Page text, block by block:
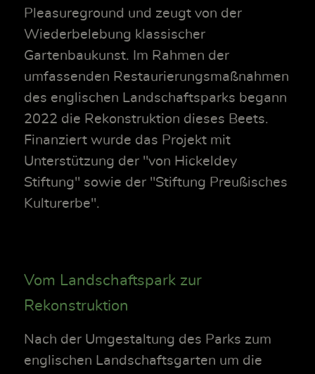
Pleasureground und zeugt von der
Wiederbelebung klassischer
Gartenbaukunst. Im Rahmen der
umfassenden Restaurierungsmaßnahmen
des englischen Landschaftsparks begann
2022 die Rekonstruktion dieses Beets.
Finanziert wurde das Projekt mit
Unterstützung der "von Hickeldey
Stiftung" sowie der "Stiftung Preußisches
Kulturerbe".
Vom Landschaftspark zur
Rekonstruktion
Nach der Umgestaltung des Parks zum
englischen Landschaftsgarten um die